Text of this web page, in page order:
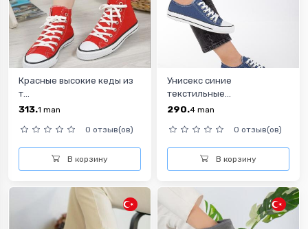
Красные высокие кеды из
т...
313.1 man
0 отзыв(ов)
В корзину
Унисекс синие
текстильные...
290.4 man
0 отзыв(ов)
В корзину